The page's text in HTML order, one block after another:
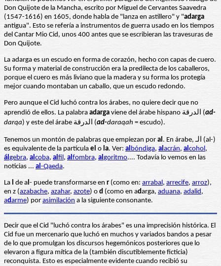
Don Quijote de la Mancha, escrito por Miguel de Cervantes Saavedra
(1547-1616) en 1605, donde habla de "lanza en astillero" y "adarga
antigua". Esto se refería a instrumentos de guerra usado en los tiempos
del Cantar Mio Cid, unos 400 antes que se escribieran las travesuras de
Don Quijote.
La adarga es un escudo en forma de corazón, hecho con capas de cuero.
Su forma y material de construcción era la predilecta de los caballeros,
porque el cuero es más liviano que la madera y su forma los protegía
mejor cuando montaban un caballo, que un escudo redondo.
Pero aunque el Cid luchó contra los árabes, no quiere decir que no
aprendió de ellos. La palabra adarga viene del árabe hispano الدرقة (ad-
darqa
) y este del árabe الدرقة (ad-daraqah = escudo).
Tenemos un montón de palabras que empiezan por al. En árabe, الـ (al-)
es equivalente de la partícula el o la. Ver: albóndiga, alacrán, alcohol,
álgebra, alcoba, alfil, alfombra, algoritmo.... Todavía lo vemos en las
noticias ... al-Qaeda.
La l de al- puede transformarse en r (como en: arrabal, arrecife, arroz),
en z (azabache, azahar, azote) o d (como en adarga, aduana, adalid,
adarme) por asimilación a la siguiente consonante.
Decir que el Cid "luchó contra los árabes" es una imprecisión histórica. El
Cid fue un mercenario que luchó en muchos y variados bandos a pesar
de lo que promulgan los discursos hegemónicos posteriores que lo
elevaron a figura mítica de la (también discutiblemente ficticia)
reconquista. Esto es especialmente evidente cuando recibió su